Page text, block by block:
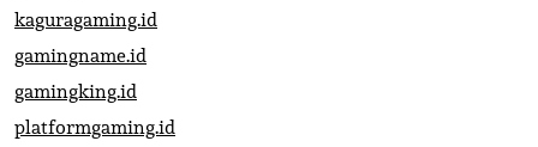
kaguragaming.id
gamingname.id
gamingking.id
platformgaming.id